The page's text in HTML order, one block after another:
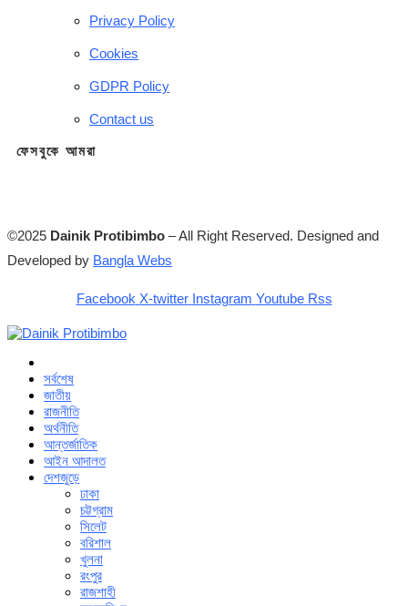
Privacy Policy
Cookies
GDPR Policy
Contact us
ফেসবুকে আমরা
©2025 Dainik Protibimbo – All Right Reserved. Designed and
Developed by Bangla Webs
Facebook X-twitter Instagram Youtube Rss
সর্বশেষ
জাতীয়
রাজনীতি
অর্থনীতি
আন্তর্জাতিক
আইন আদালত
দেশজুড়ে
ঢাকা
চট্টগ্রাম
সিলেট
বরিশাল
খুলনা
রংপুর
রাজশাহী